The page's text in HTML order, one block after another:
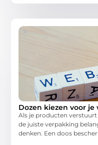
Dozen kiezen voor
Als je producten verstuurt
de juiste verpakking
denken. Een doos